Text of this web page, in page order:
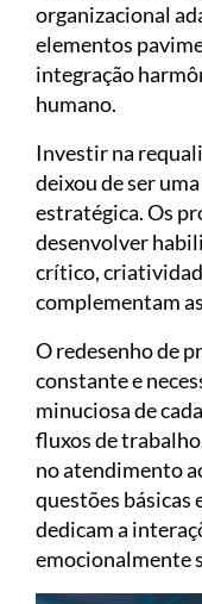
organizacional
elementos
integração
humano.
Investir na
deixou de ser
estratégica. Os
desenvolver
crítico,
complementam
O redesenho de
constante e
minuciosa de
fluxos de
no atendimento
questões básicas
dedicam a
emocionalmente